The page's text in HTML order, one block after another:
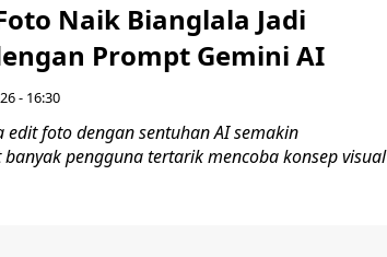
Naik Bianglala Jadi
Prompt Gemini AI
- 16:30
edit foto dengan sentuhan AI semakin
pengguna tertarik mencoba konsep visual